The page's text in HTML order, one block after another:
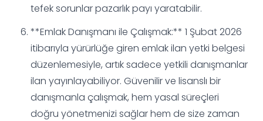
tefek sorunlar pazarlık payı yaratabilir.
**Emlak Danışmanı ile Çalışmak:** 1 Şubat 2026
itibarıyla yürürlüğe giren emlak ilan yetki belgesi
düzenlemesiyle, artık sadece yetkili danışmanlar
ilan yayınlayabiliyor. Güvenilir ve lisanslı bir
danışmanla çalışmak, hem yasal süreçleri
doğru yönetmenizi sağlar hem de size zaman